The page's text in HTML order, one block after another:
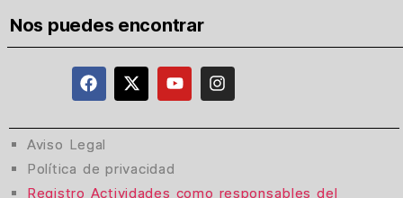
Nos puedes encontrar
Aviso Legal
Política de privacidad
Registro Actividades como responsables del